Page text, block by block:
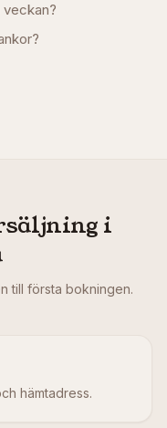
veckan?
i
till första bokningen.
hämtadress.